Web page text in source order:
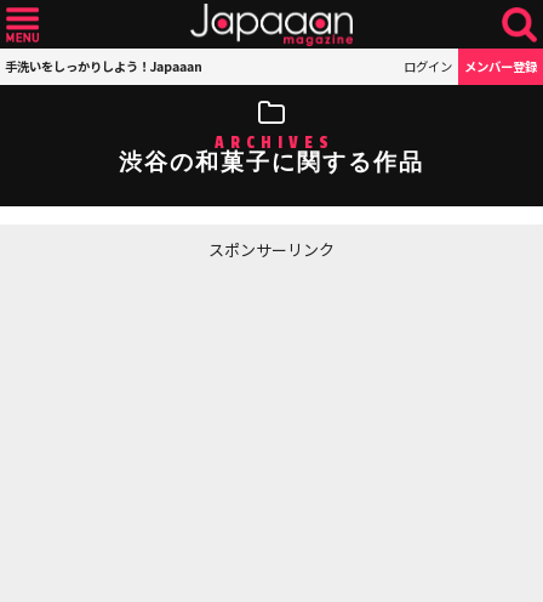
手洗いをしっかりしよう！Japaaan ログイン メンバー登録
ARCHIVES
渋谷の和菓子に関する作品
スポンサーリンク